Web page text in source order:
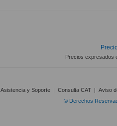
Precios expresados
Asistencia y Soporte | Consulta CAT | Aviso
© Derechos